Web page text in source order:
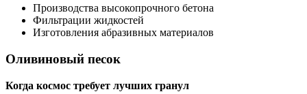
Производства высокопрочного бетона
Фильтрации жидкостей
Изготовления абразивных материалов
Оливиновый песок
Когда космос требует лучших гранул